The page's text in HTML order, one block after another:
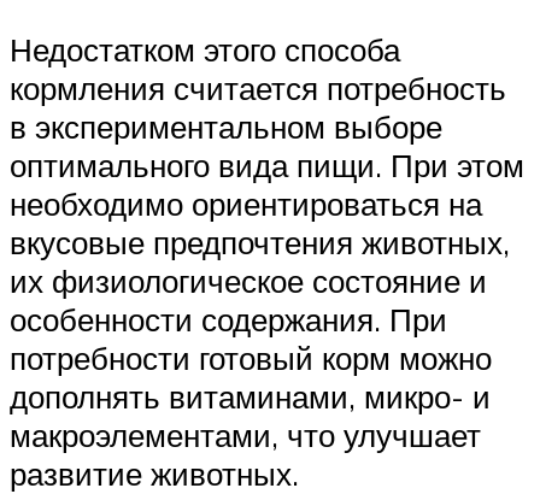
Недостатком этого способа
кормления считается потребность
в экспериментальном выборе
оптимального вида пищи. При этом
необходимо ориентироваться на
вкусовые предпочтения животных,
их физиологическое состояние и
особенности содержания. При
потребности готовый корм можно
дополнять витаминами, микро- и
макроэлементами, что улучшает
развитие животных.